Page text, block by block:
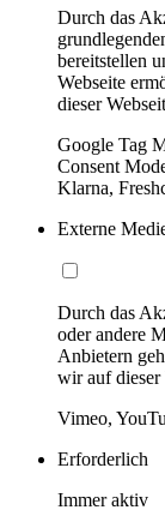
Durch das
bereitstellen
Webseite
dieser
Google Tag
Consent
Klarna,
Externe
Durch das
oder andere
Anbietern
wir auf dieser
Vimeo,
Erforderlich
Immer aktiv